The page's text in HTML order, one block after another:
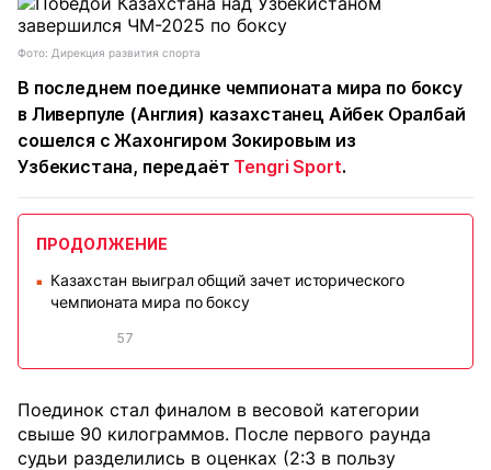
Фото: Дирекция развития спорта
В последнем поединке чемпионата мира по боксу
в Ливерпуле (Англия) казахстанец Айбек Оралбай
сошелся с Жахонгиром Зокировым из
Узбекистана, передаёт Tengri Sport.
ПРОДОЛЖЕНИЕ
■
Казахстан выиграл общий зачет исторического
чемпионата мира по боксу
57
Поединок стал финалом в весовой категории
свыше 90 килограммов. После первого раунда
судьи разделились в оценках (2:3 в пользу